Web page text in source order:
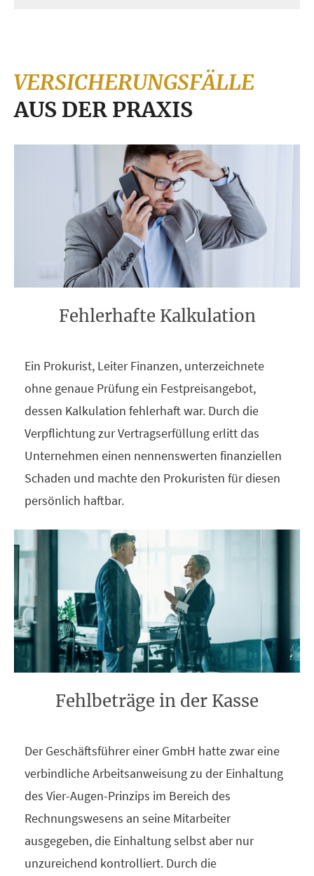
VERSICHERUNGSFÄLLE
AUS DER PRAXIS
Fehlerhafte Kalkulation
Ein Prokurist, Leiter Finanzen, unterzeichnete
ohne genaue Prüfung ein Festpreisangebot,
dessen Kalkulation fehlerhaft war. Durch die
Verpflichtung zur Vertragserfüllung erlitt das
Unternehmen einen nennenswerten finanziellen
Schaden und machte den Prokuristen für diesen
persönlich haftbar.
Fehlbeträge in der Kasse
Der Geschäftsführer einer GmbH hatte zwar eine
verbindliche Arbeitsanweisung zu der Einhaltung
des Vier-Augen-Prinzips im Bereich des
Rechnungswesens an seine Mitarbeiter
ausgegeben, die Einhaltung selbst aber nur
unzureichend kontrolliert. Durch die